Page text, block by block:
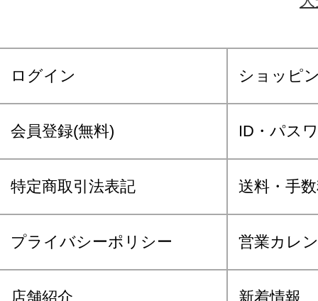
ログイン ショッピ
会員登録(無料) ID・パス
特定商取引法表記 送料・手
プライバシーポリシー 営業カレ
店舗紹介 新着情報